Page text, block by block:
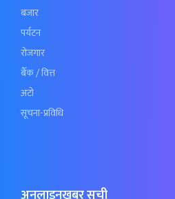
बजार
पर्यटन
रोजगार
बैँक / वित्त
अटो
सूचना-प्रविधि